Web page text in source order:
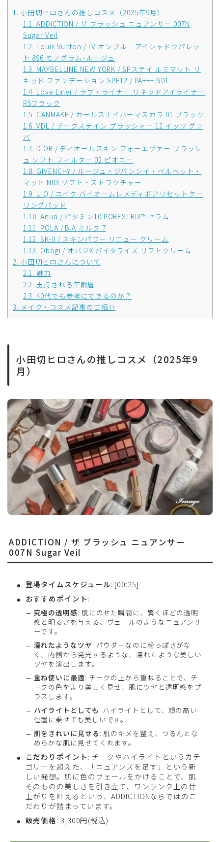
1. 小田切ヒロさんの推しコスメ（2025年9月）
1.1. ADDICTION / ザ ブラッシュ ニュアンサー 007N
Sugar Veil
1.2. Louis Vuitton / LV オンブル – アイシャドウパレッ
ト 896 モノグラム･ルージュ
1.3. MAYBELLINE NEW YORK / SPステイ ルミマット リ
キッド ファンデーション SPF12 / PA+++ N01
1.4. Love Liner / ラブ・ライナー リキッドアイライナー
R5ブラック
1.5. CANMAKE / カールスナイパーマスカラ 01 ブラック
1.6. VDL / チークステイン ブラッシャー 12 イッツ グァ
バ
1.7. DIOR / ディオールスキン フォーエヴァー ブラッシ
ュ ソフト フィルター 02 ピオニー
1.8. GIVENCHY / ルージュ・ジバンシイ・ベルベット・
マット N03 ソフト・ストラクチャー
1.9. UIQ / ユイク バイオームレメディポアリセットクー
リングパッド
1.10. Anua / ビタミン10 PORESTRIX™ セラム
1.11. POLA / B.A ミルク 7
1.12. SK-II / スキンパワー リニュー クリーム
1.13. Obagi / オバジX バイタライズ リフトクリーム
2. 小田切ヒロさんについて
2.1. 魅力
2.2. 支持される年齢層
2.3. 40代でも参考にできるのか？
3. メイク・コスメ記事のご紹介
小田切ヒロさんの推しコスメ（2025年9
月）
ADDICTION / ザ ブラッシュ ニュアンサー
007N Sugar Veil
登場タイムスケジュール: [00:25]
おすすめポイント:
究極の透明感: 肌にのせた瞬間に、驚くほどの透明
感と明るさを与える、ヴェールのようなニュアンサ
ーです。
濡れたようなツヤ: パウダーなのに粉っぽさがな
く、内側から発光するような、濡れたような美しい
ツヤを演出します。
重ね使いに最適: チークの上から重ねることで、チ
ークの色をより美しく見せ、肌にツヤと透明感をプ
ラスします。
ハイライトとしても : ハイライトとして、顔の高い
位置に乗せても美しいです。
肌をきれいに見せる : 肌のキメを整え、つるんとな
めらかな肌に見せてくれます。
こだわりポイント: チークやハイライトというカテ
ゴリーを超えた、「ニュアンスを足す」という新
しい発想。肌に色のヴェールをかけることで、肌
そのものの美しさを引き立て、ワンランク上の仕
上がりを叶えるという、ADDICTIONならではのこ
だわりが詰まっています。
販売価格: 3,300円(税込)